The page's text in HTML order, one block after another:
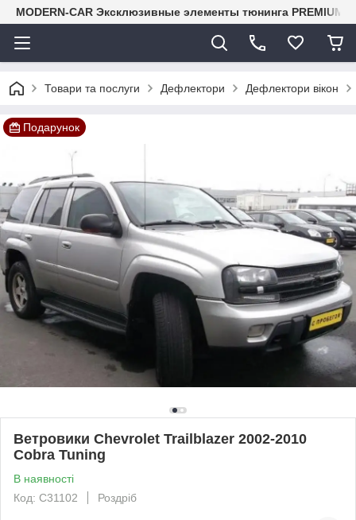
MODERN-CAR Эксклюзивные элементы тюнинга PREMIUM-
Товари та послуги Дефлектори Дефлектори вікон
Подарунок
Ветровики Chevrolet Trailblazer 2002-2010
Cobra Tuning
В наявності
Код: C31102
Роздріб